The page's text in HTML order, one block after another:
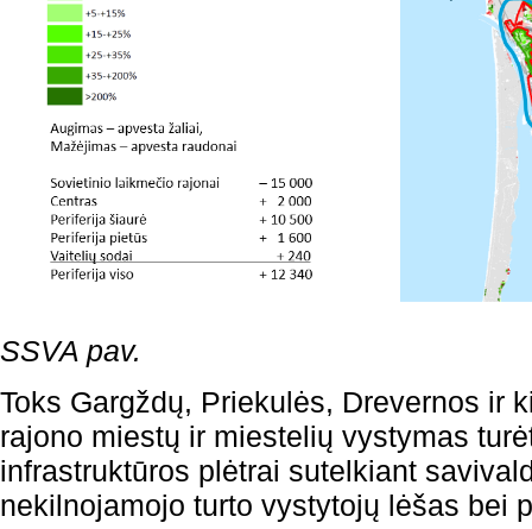
SSVA pav.
Toks Gargždų, Priekulės, Drevernos ir
rajono miestų ir miestelių vystymas
infrastruktūros plėtrai sutelkiant
nekilnojamojo turto vystytojų lėšas bei